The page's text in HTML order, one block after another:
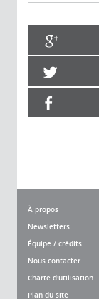
À propos
Newsletters
Équipe / crédits
Nous contacter
Charte d'utilisation
Plan du site